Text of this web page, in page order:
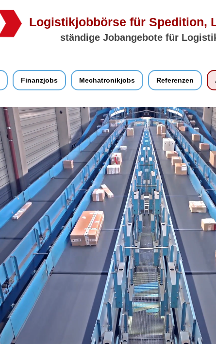
Logistikjobbörse für Spedition,
ständige Jobangebote für
Finanzjobs Mechatronikjobs Referenzen